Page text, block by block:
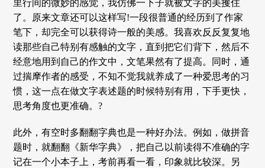
里行间的微妙的感觉，我仿佛一下子就被文字的美攫住
了。原来文章还可以这样写!一段很普通的经历到了作家
笔下，却完全可以获得诗一般的美感。我喜欢反反复复地
读那些自己特别有感触的文字，直到把它们背下，然后不
经意地用到自己的作文中，文笔果然有了提高。同时，通
过揣摩作者的感受，不知不觉我就养成了一种爱思考的习
惯，这一点在做文字表述题的时候特别有用，下手更快，
思考角度也更准确。?
此外，有空时多翻翻字典也是一种好办法。例如，做拼音
题时，就翻翻《新华字典》，把自己以前读得不准确的字
记在一个小本子上，考前再看一看，印象就比较深。另